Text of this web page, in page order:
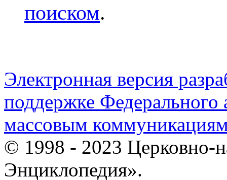
поиском.
Электронная версия
поддержке Федерального
массовым
© 1998 - 2023 Церковно-
Энциклопедия».